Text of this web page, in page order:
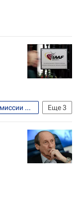
Еще3
Вторая часть доклада независимой комиссии WADA обнародована 14 января 2016 года